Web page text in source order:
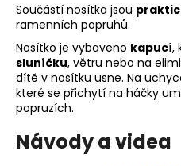
Součástí nosítka jsou
ramenních popruhů.
Nosítko je vybaveno kapucí,
sluníčku, větru nebo na
dítě v nosítku usne. Na
které se přichytí na háčky
popruzích.
Návody a videa